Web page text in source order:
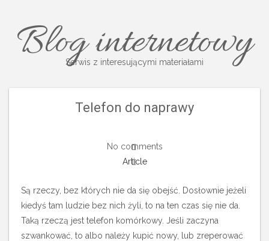
Blog internetowy
Serwis z interesującymi materiałami
Telefon do naprawy
No comments
Article
Są rzeczy, bez których nie da się obejść. Dosłownie jeżeli
kiedyś tam ludzie bez nich żyli, to na ten czas się nie da.
Taką rzeczą jest telefon komórkowy. Jeśli zaczyna
szwankować, to albo należy kupić nowy, lub zreperować